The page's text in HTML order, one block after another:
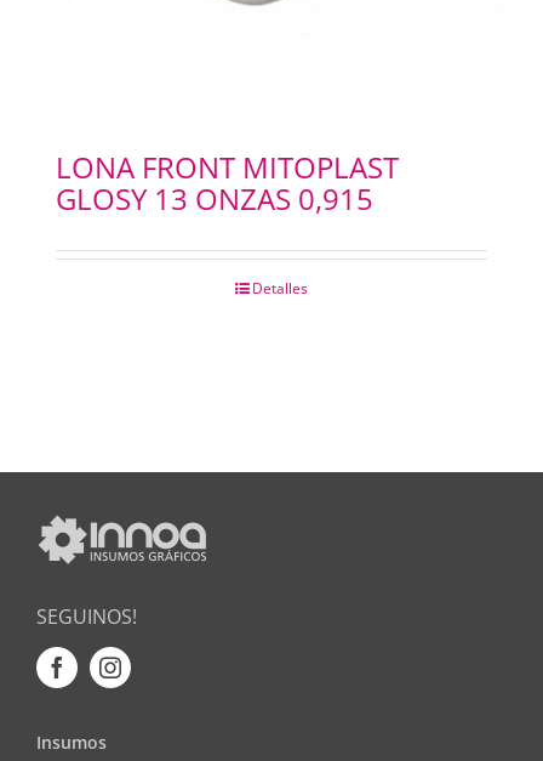
LONA FRONT MITOPLAST
GLOSY 13 ONZAS 0,915
Detalles
SEGUINOS!
Insumos